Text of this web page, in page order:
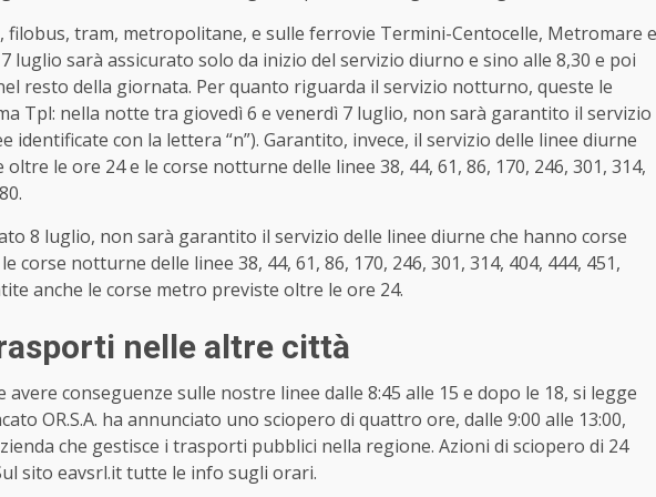
filobus, tram, metropolitane, e sulle ferrovie Termini-Centocelle, Metromare e
luglio sarà assicurato solo da inizio del servizio diurno e sino alle 8,30 e poi
resto della giornata. Per quanto riguarda il servizio notturno, queste le
Tpl: nella notte tra giovedì 6 e venerdì 7 luglio, non sarà garantito il servizio
identificate con la lettera “n”). Garantito, invece, il servizio delle linee diurne
le ore 24 e le corse notturne delle linee 38, 44, 61, 86, 170, 246, 301, 314,
8 luglio, non sarà garantito il servizio delle linee diurne che hanno corse
corse notturne delle linee 38, 44, 61, 86, 170, 246, 301, 314, 404, 444, 451,
anche le corse metro previste oltre le ore 24.
nelle altre città
conseguenze sulle nostre linee dalle 8:45 alle 15 e dopo le 18, si legge
OR.S.A. ha annunciato uno sciopero di quattro ore, dalle 9:00 alle 13:00,
che gestisce i trasporti pubblici nella regione. Azioni di sciopero di 24
sito eavsrl.it tutte le info sugli orari.